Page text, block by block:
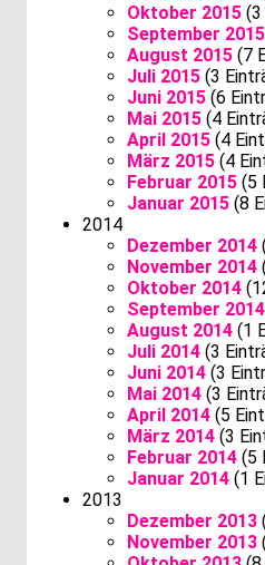
Oktober 2015 (3
September 2015
August 2015 (7
Juli 2015 (3
Juni 2015 (6
Mai 2015 (4
April 2015 (4
März 2015 (4
Februar 2015 (5
Januar 2015 (8
2014
Dezember 2014
November 2014
Oktober 2014
September 2014
August 2014 (1
Juli 2014 (3
Juni 2014 (3
Mai 2014 (3
April 2014 (5
März 2014 (3
Februar 2014 (5
Januar 2014 (1
2013
Dezember 2013
November 2013